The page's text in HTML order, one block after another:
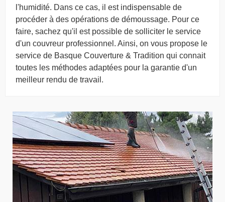
l'humidité. Dans ce cas, il est indispensable de
procéder à des opérations de démoussage. Pour ce
faire, sachez qu'il est possible de solliciter le service
d'un couvreur professionnel. Ainsi, on vous propose le
service de Basque Couverture & Tradition qui connait
toutes les méthodes adaptées pour la garantie d'un
meilleur rendu de travail.